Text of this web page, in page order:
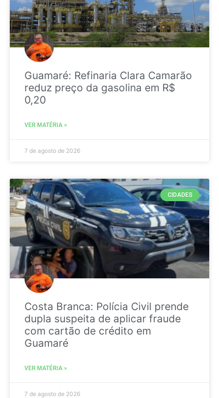
Guamaré: Refinaria Clara Camarão
reduz preço da gasolina em R$
0,20
VER MATÉRIA »
7 de agosto de 2026
CIDADES
Costa Branca: Polícia Civil prende
dupla suspeita de aplicar fraude
com cartão de crédito em
Guamaré
VER MATÉRIA »
7 de agosto de 2026